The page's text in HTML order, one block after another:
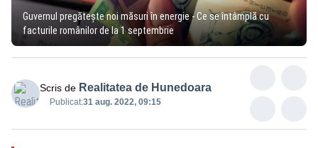
Guvernul pregătește noi măsuri în energie - Ce se întâmplă cu
facturile românilor de la 1 septembrie
Scris de Realitatea de Hunedoara
Publicat:31 aug. 2022, 09:15